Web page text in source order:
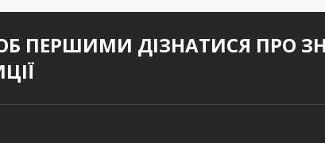
ПЕРШИМИ ДІЗНАТИСЯ ПРО